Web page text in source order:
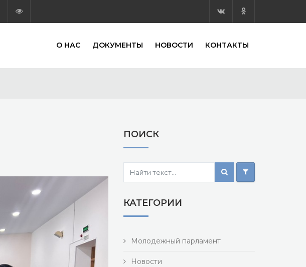
О НАС ДОКУМЕНТЫ НОВОСТИ КОНТАКТЫ
ПОИСК
КАТЕГОРИИ
Молодежный парламент
Новости